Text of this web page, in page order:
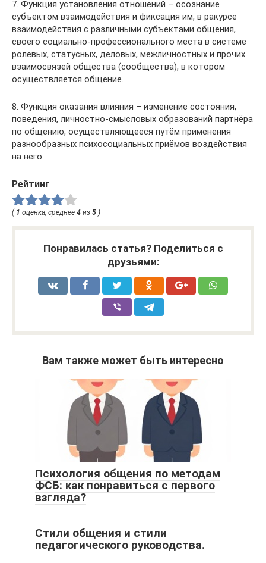
7. Функция установления отношений – осознание
субъектом взаимодействия и фиксация им, в ракурсе
взаимодействия с различными субъектами общения,
своего социально-профессионального места в системе
ролевых, статусных, деловых, межличностных и прочих
взаимосвязей общества (сообщества), в котором
осуществляется общение.
8. Функция оказания влияния – изменение состояния,
поведения, личностно-смысловых образований партнёра
по общению, осуществляющееся путём применения
разнообразных психосоциальных приёмов воздействия
на него.
Рейтинг
( 1 оценка, среднее 4 из 5 )
Понравилась статья? Поделиться с
друзьями:
Вам также может быть интересно
Психология общения по методам
ФСБ: как понравиться с первого
взгляда?
Стили общения и стили
педагогического руководства.